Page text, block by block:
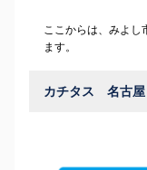
ここからは、みよし
ます。
カチタス 名古屋